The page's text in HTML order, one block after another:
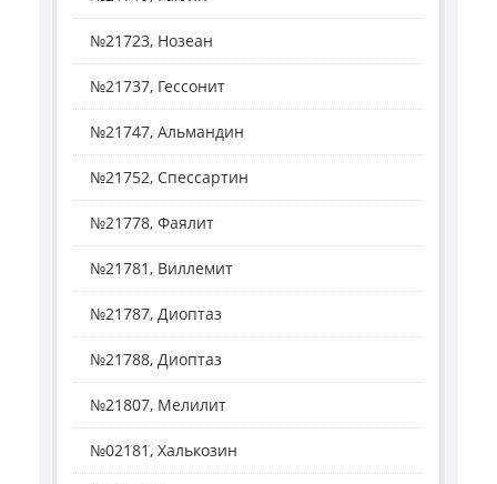
№21723, Нозеан
№21737, Гессонит
№21747, Альмандин
№21752, Спессартин
№21778, Фаялит
№21781, Виллемит
№21787, Диоптаз
№21788, Диоптаз
№21807, Мелилит
№02181, Халькозин